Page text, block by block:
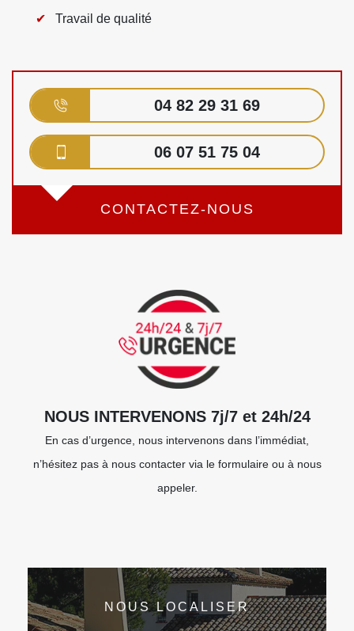
Travail de qualité
04 82 29 31 69
06 07 51 75 04
CONTACTEZ-NOUS
NOUS INTERVENONS 7j/7 et 24h/24
En cas d’urgence, nous intervenons dans l’immédiat,
n’hésitez pas à nous contacter via le formulaire ou à nous
appeler.
NOUS LOCALISER